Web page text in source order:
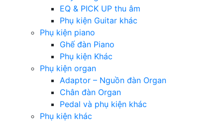
EQ & PICK UP thu âm
Phụ kiện Guitar khác
Phụ kiện piano
Ghế đàn Piano
Phụ kiện Khác
Phụ kiện organ
Adaptor – Nguồn đàn Organ
Chân đàn Organ
Pedal và phụ kiện khác
Phụ kiện khác